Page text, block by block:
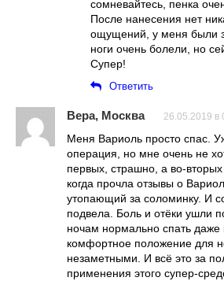
сомневайтесь, пенка
После нанесения нет
ощущений, у меня были
ноги очень болели, но
Супер!
Ответить
Вера, Москва 26.05.2019 в
Меня Вариоль просто спас.
операция, но мне очень не
первых, страшно, а во-
когда прочла отзывы о
утопающий за соломинку. И
подвела. Боль и отёки ушли
ночам нормально спать даже
комфортное положение для
незаметными. И всё это за
применения этого супер-